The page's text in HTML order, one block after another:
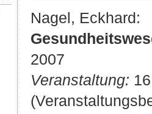
Nagel, Eckhard:
2007
Veranstaltung: